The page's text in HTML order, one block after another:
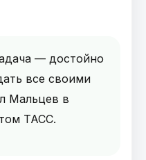
— достойно
все своими
Мальцев в
ТАСС.